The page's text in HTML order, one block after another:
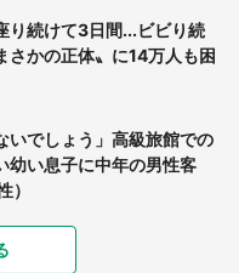
り続けて3日間...ビビり続
かの正体〟に14万人も困
いでしょう」高級旅館での
幼い息子に中年の男性客
）
事件性を感じる」 ふわふ